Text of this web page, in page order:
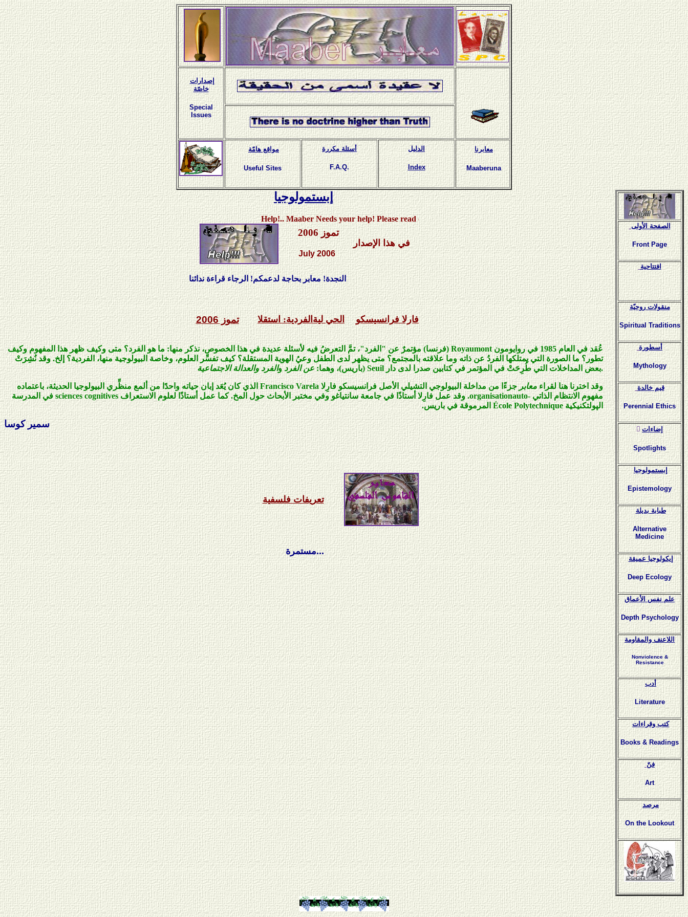
إصدارات
خاصّة
Special
Issues
مواقع هامّة
Useful Sites
أسئلة مكررة
F.A.Q.
الدليل
Index
معابرنا
Maaberuna
إبستمولوجيا
Help!.. Maaber Needs your help! Please read our call..
تموز2006
July 2006
في هذا الإصدار
النجدة! معابر بحاجة لدعمكم! الرجاء قراءة ندائنا
تموز 2006 الفردية: استقلالية الحي فرانسيسكو فارلا
عُقد في العام 1985 في روايومون Royaumont(فرنسا) مؤتمرٌ عن "الفرد"، تمَّ التعرضُ فيه لأسئلة عديدة في هذا الخصوص، نذكر منها: ما هو الفرد؟ متى وكيف ظهر هذا المفهوم وكيف
تطور؟ ما الصورة التي يمتلكها الفردُ عن ذاته وما علاقته بالمجتمع؟ متى يظهر لدى الطفل وعيُ الهوية المستقلة؟ كيف تفسِّر العلوم، وخاصة البيولوجية منها، الفردية؟ إلخ. وقد نُشِرَتْ
بعض المداخلات التي طُرِحَتْ في المؤتمر في كتابين صدرا لدى دارSeuil(باريس)، وهما:عن الفردوالفرد والعدالة الاجتماعية .
وقد اخترنا هنا لقراءمعابر جزءًا من مداخلة البيولوجي التشيلي الأصل فرانسيسكو فارِلا Francisco Varelaالذي كان يُعَد إبان حياته واحدًا من ألمع منظِّري البيولوجيا الحديثة، باعتماده
مفهوم الانتظام الذاتيauto-
organisation. وقد عمل فارِلا أستاذًا في جامعة سانتياغو وفي مختبر الأبحاث حول المخ. كما عمل أستاذًا لعلوم الاستعرافsciences cognitivesفي المدرسة
الپولتكنيكيةÉcole Polytechnique المرموقة في باريس.
سمير كوسا
تعريفات فلسفية
مستمرة...
الصفحة الأولى
Front Page
افتتاحية
منقولات روحيّة
Spiritual Traditions
أسطورة
Mythology
قيم خالدة
Perennial Ethics
ٍإضاءات
Spotlights
إبستمولوجيا
Epistemology
طبابة بديلة
Alternative
Medicine
إيكولوجيا عميقة
Deep Ecology
علم نفس الأعماق
Depth Psychology
اللاعنف والمقاومة
Nonviolence &
Resistance
أدب
Literature
كتب وقراءات
Books & Readings
فنّ
Art
مرصد
On the Lookout